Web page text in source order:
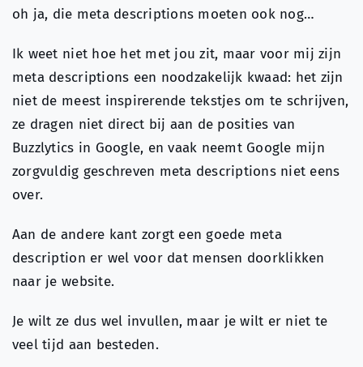
oh ja, die meta descriptions moeten ook nog…
Ik weet niet hoe het met jou zit, maar voor mij zijn
meta descriptions een noodzakelijk kwaad: het zijn
niet de meest inspirerende tekstjes om te schrijven,
ze dragen niet direct bij aan de posities van
Buzzlytics in Google, en vaak neemt Google mijn
zorgvuldig geschreven meta descriptions niet eens
over.
Aan de andere kant zorgt een goede meta
description er wel voor dat mensen doorklikken
naar je website.
Je wilt ze dus wel invullen, maar je wilt er niet te
veel tijd aan besteden.